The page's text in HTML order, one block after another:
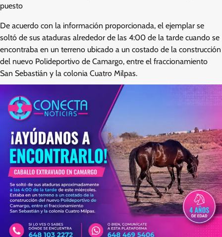
puesto
De acuerdo con la información proporcionada, el ejemplar se
soltó de sus ataduras alrededor de las 4:00 de la tarde cuando se
encontraba en un terreno ubicado a un costado de la construcción
del nuevo Polideportivo de Camargo, entre el fraccionamiento
San Sebastián y la colonia Cuatro Milpas.